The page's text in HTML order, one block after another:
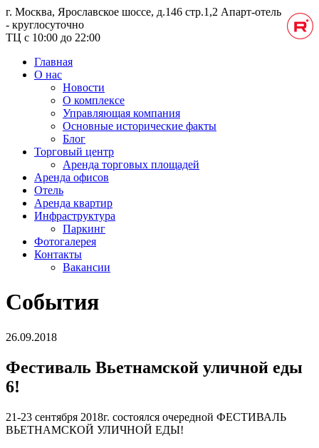
г. Москва, Ярославское шоссе, д.146 стр.1,2 Апарт-отель
- круглосуточно
ТЦ с 10:00 до 22:00
Главная
О нас
Новости
О комплексе
Управляющая компания
Основные исторические факты
Блог
Торговый центр
Аренда торговых площадей
Аренда офисов
Отель
Аренда квартир
Инфраструктура
Паркинг
Фотогалерея
Контакты
Вакансии
События
26.09.2018
Фестиваль Вьетнамской уличной еды
6!
21-23 сентября 2018г. состоялся очередной ФЕСТИВАЛЬ
ВЬЕТНАМСКОЙ УЛИЧНОЙ ЕДЫ!